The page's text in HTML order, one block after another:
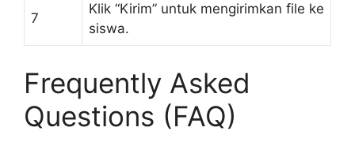
7
Klik “Kirim” untuk mengirimkan file ke
siswa.
Frequently Asked
Questions (FAQ)